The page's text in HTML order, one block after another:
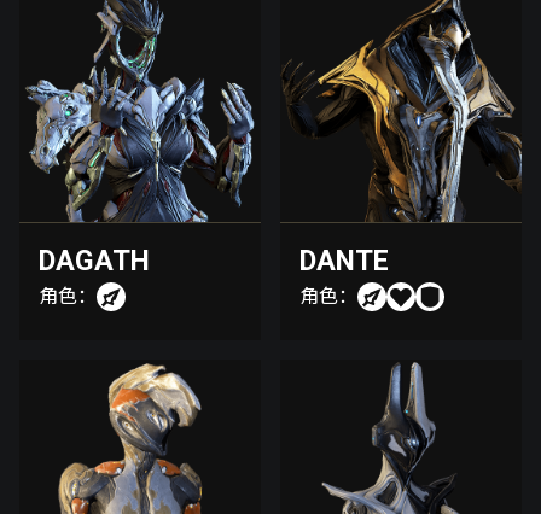
DAGATH
角色：
DANTE
角色：